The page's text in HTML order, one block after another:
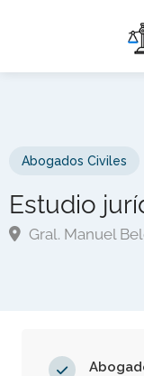
Abogados Civiles
Estudio
Gral. Manuel